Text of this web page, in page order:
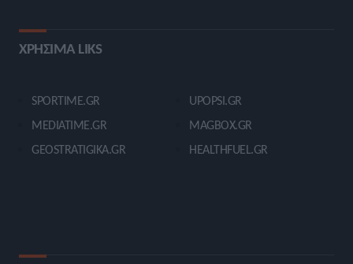
ΧΡΗΣΙΜΑ LIKS
SPORTIME.GR
MEDIATIME.GR
GEOSTRATIGIKA.GR
UPOPSI.GR
MAGBOX.GR
HEALTHFUEL.GR